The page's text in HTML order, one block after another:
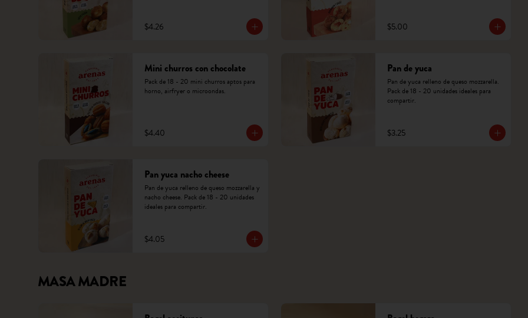
$4.26 $5.00
Mini churros con chocolate
Pack de 18 - 20 mini churros aptos para
horno, airfryer o microondas.
$4.40
Pan de yuca
Pan de yuca relleno de queso mozzarella.
Pack de 18 - 20 unidades ideales para
compartir.
$3.25
Pan yuca nacho cheese
Pan de yuca relleno de queso mozzarella y
nacho cheese. Pack de 18 - 20 unidades
ideales para compartir.
$4.05
MASA MADRE